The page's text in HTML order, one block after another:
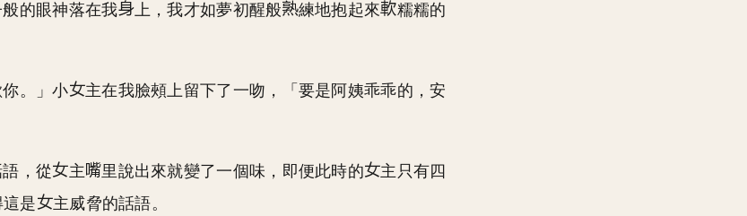
的眼神落在我 上，我才如夢初醒般 練地抱起來
糯糯的
你。」小
主在我臉頰上留下了一吻，「要是阿姨乖乖的，安
，從 主 里說出來就變了一個味，即便此時的
主只有四
是
主威脅的話語。